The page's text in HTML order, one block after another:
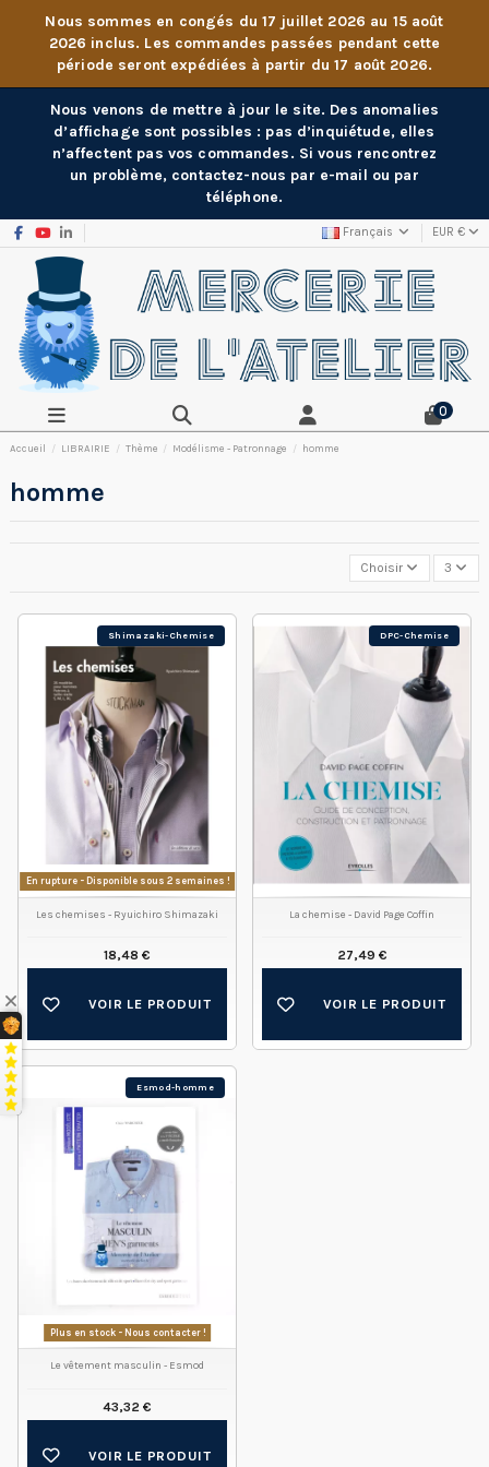
Nous sommes en congés du 17 juillet 2026 au 15 août
2026 inclus. Les commandes passées pendant cette
période seront expédiées à partir du 17 août 2026.
Nous venons de mettre à jour le site. Des anomalies
d’affichage sont possibles : pas d’inquiétude, elles
n’affectent pas vos commandes. Si vous rencontrez
un problème, contactez-nous par e-mail ou par
téléphone.
Français EUR €
0
Accueil LIBRAIRIE Thème Modélisme - Patronnage homme
homme
Choisir 3
Shimazaki-Chemise
En rupture - Disponible sous 2 semaines !
Les chemises - Ryuichiro Shimazaki
18,48 €
VOIR LE PRODUIT
DPC-Chemise
La chemise - David Page Coffin
27,49 €
VOIR LE PRODUIT
Esmod-homme
Plus en stock - Nous contacter !
Le vêtement masculin - Esmod
43,32 €
VOIR LE PRODUIT